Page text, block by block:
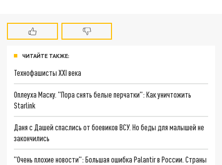
ЧИТАЙТЕ ТАКЖЕ:
Технофашисты XXI века
Оплеуха Маску. "Пора снять белые перчатки": Как уничтожить
Starlink
Даня с Дашей спаслись от боевиков ВСУ. Но беды для малышей не
закончились
"Очень плохие новости": Большая ошибка Palantir в России. Страны